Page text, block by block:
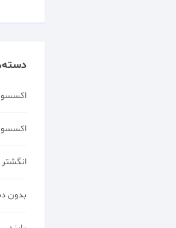
انگشتر
بدون